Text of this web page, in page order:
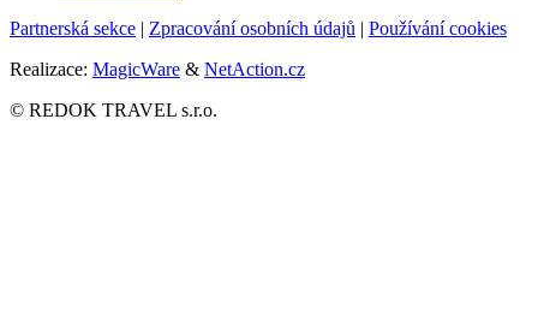
Partnerská sekce | Zpracování osobních údajů | Používání cookies
Realizace: MagicWare & NetAction.cz
© REDOK TRAVEL s.r.o.